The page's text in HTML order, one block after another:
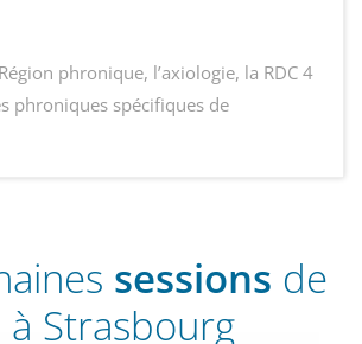
phronique, l’axiologie, la RDC 4
phroniques spécifiques de
sessions de
Strasbourg